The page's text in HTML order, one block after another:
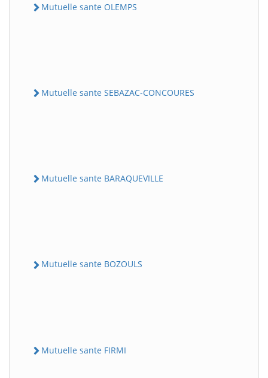
Mutuelle sante OLEMPS
Mutuelle sante SEBAZAC-CONCOURES
Mutuelle sante BARAQUEVILLE
Mutuelle sante BOZOULS
Mutuelle sante FIRMI